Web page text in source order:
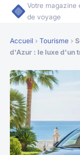
Votre magazine
de voyage
Accueil › Tourisme ›
d'Azur : le luxe d'un